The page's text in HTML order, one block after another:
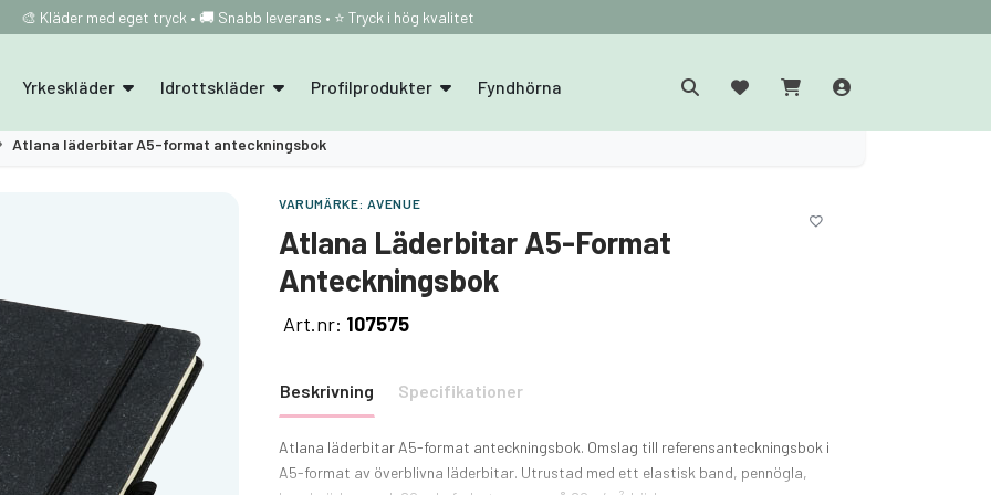
🎨 Kläder med eget tryck • 🚚 Snabb leverans • ⭐ Tryck i hög kvalitet
Yrkeskläder Idrottskläder Profilprodukter Fyndhörna
Atlana läderbitar A5-format anteckningsbok
VARUMÄRKE: AVENUE
Atlana Läderbitar A5-Format
Anteckningsbok
Art.nr: 107575
Beskrivning Specifikationer
Atlana läderbitar A5-format anteckningsbok. Omslag till referensanteckningsbok i
A5-format av överblivna läderbitar. Utrustad med ett elastisk band, pennögla,